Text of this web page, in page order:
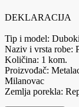
DEKLARACIJA
Tip i model:
Naziv i vrsta robe:
Količina: 1 kom.
Proizvođač:
Milanovac
Zemlja porekla: